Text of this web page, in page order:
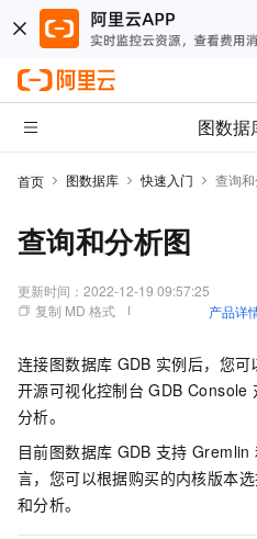
图数据
首页 图数据库 快速入门 查询
查询和分析图
更新时间： 2022-12-19 09:57:25
复制 MD 格式
产品详
连接图数据库 GDB 实例后，您可
开源可视化控制台 GDB Console
分析。
目前图数据库 GDB 支持 Gremlin
言，您可以根据购买的内核版本
和分析。